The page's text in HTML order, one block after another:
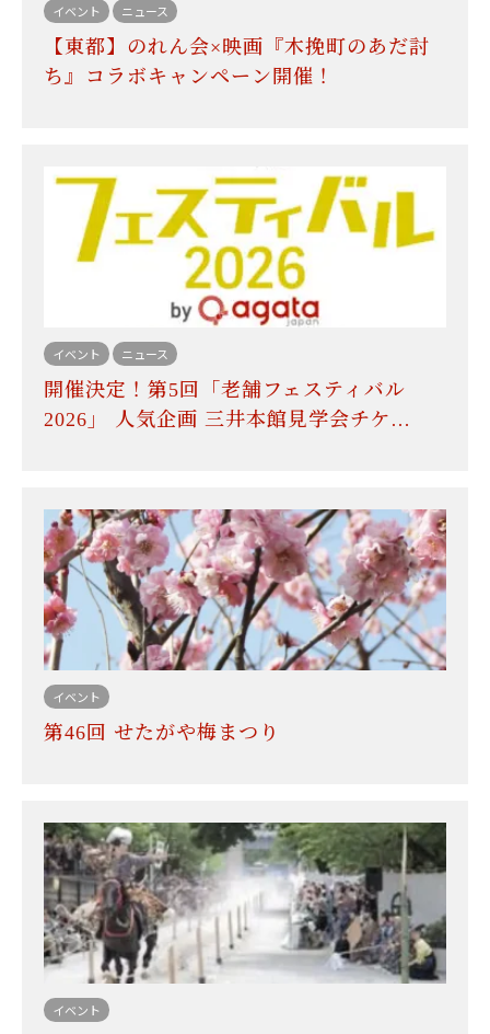
イベント ニュース
【東都】のれん会×映画『木挽町のあだ討
ち』コラボキャンペーン開催！
イベント ニュース
開催決定！第5回「老舗フェスティバル
2026」 人気企画 三井本館見学会チケ…
イベント
第46回 せたがや梅まつり
イベント